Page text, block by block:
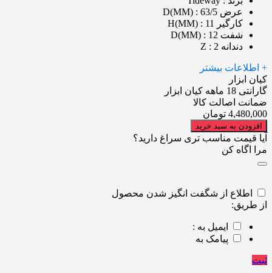
عرض D(MM) : 63/5
کارگیر H(MM)
: 11
شفت D(MM) : 12
دندانه Z : 2
+ اطلاعات بیشتر
کیان ابزار
گارانتی 18 ماهه کیان ابزار
ضمانت اصالت کالا
4,480,000 تومان
افزودن به سبد خرید
آیا قیمت مناسب تری سراغ دارید؟
مرا اگاه کن
اطلاع از شگفت انگیز شدن محصول
از طریق:
ایمیل به :
پیامک به
ثبت